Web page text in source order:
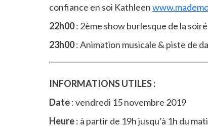
confiance en soi Kathleen
22h00: 2ème show burlesque de la
23h00: Animation musicale & piste de
INFORMATIONS UTILES :
Date: vendredi 15 novembre 2019
Heure: à partir de 19h jusqu’à 1h du